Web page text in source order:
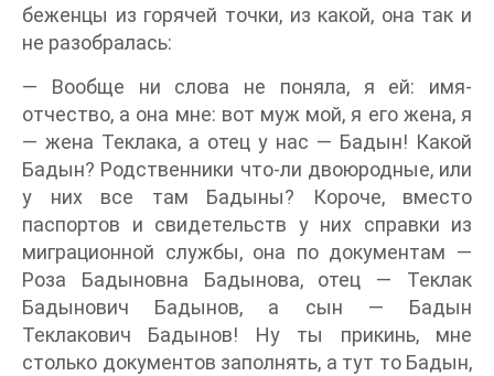
беженцы из горячей точки, из какой, она так и
не разобралась:
— Вообще ни слова не поняла, я ей: имя-
отчество, а она мне: вот муж мой, я его жена, я
— жена Теклака, а отец у нас — Бадын! Какой
Бадын? Родственники что-ли двоюродные, или
у них все там Бадыны? Короче, вместо
паспортов и свидетельств у них справки из
миграционной службы, она по документам —
Роза Бадыновна Бадынова, отец — Теклак
Бадынович Бадынов, а сын — Бадын
Теклакович Бадынов! Ну ты прикинь, мне
столько документов заполнять, а тут то Бадын,